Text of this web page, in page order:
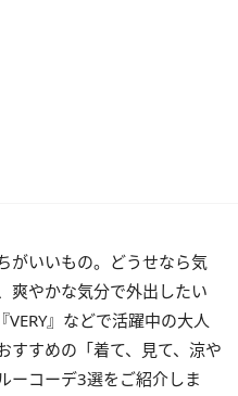
がいいもの。どうせなら気
爽やかな気分で外出したい
』などで活躍中の大人
すすめの「着て、見て、涼や
ーコーデ3選をご紹介しま